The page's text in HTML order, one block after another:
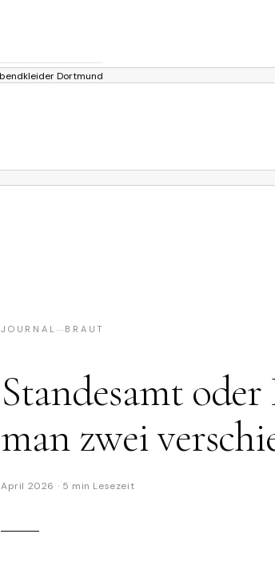
Dortmund
JOURNAL—BRAUT
Standesamt
man zwei
April 2026 · 5 min Lesezeit